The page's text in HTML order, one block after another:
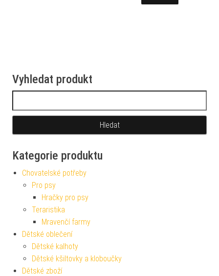
Vyhledat produkt
Kategorie produktu
Chovatelské potřeby
Pro psy
Hračky pro psy
Teraristika
Mravenčí farmy
Dětské oblečení
Dětské kalhoty
Dětské kšiltovky a kloboučky
Dětské zboží